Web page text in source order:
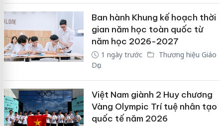
Ban hành Khung kế hoạch thời
gian năm học toàn quốc từ
năm học 2026-2027
1 ngày trước
Thương hiệu Giáo
Dục
Việt Nam giành 2 Huy chương
Vàng Olympic Trí tuệ nhân tạo
quốc tế năm 2026